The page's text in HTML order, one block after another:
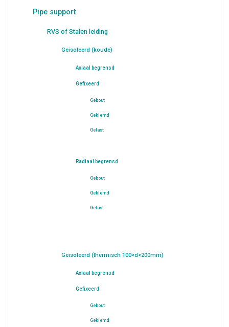
Pipe support
RVS of Stalen leiding
Geisoleerd (koude)
Axiaal begrensd
Gefixeerd
Gebout
Geklemd
Gelast
Radiaal begrensd
Gebout
Geklemd
Gelast
Geisoleerd (thermisch 100<d<200mm)
Axiaal begrensd
Gefixeerd
Gebout
Geklemd